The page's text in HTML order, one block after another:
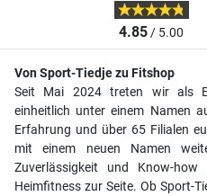
4.85/ 5.00
Von Sport-Tiedje zu Fitshop
Seit Mai 2024 treten wir als
einheitlich unter einem Namen
Erfahrung und über 65 Filialen
mit einem neuen Namen
Zuverlässigkeit und Know-
Heimfitness zur Seite. Ob Sport-